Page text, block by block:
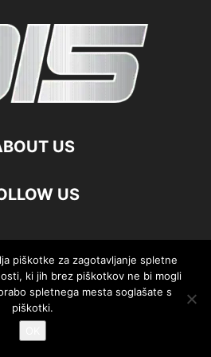
US
US
©
piškotke za zagotavljanje spletne
ki jih brez piškotkov ne bi mogli
spletnega mesta soglašate s
piškotki.